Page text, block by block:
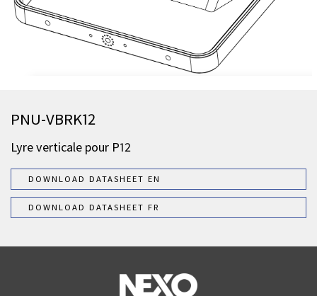
PNU-VBRK12
Lyre verticale pour P12
DOWNLOAD DATASHEET EN
DOWNLOAD DATASHEET FR